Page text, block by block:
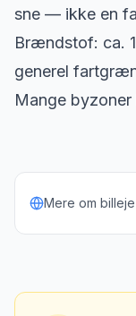
sne — ikke en
Brændstof: ca.
generel
Mange
Mere om